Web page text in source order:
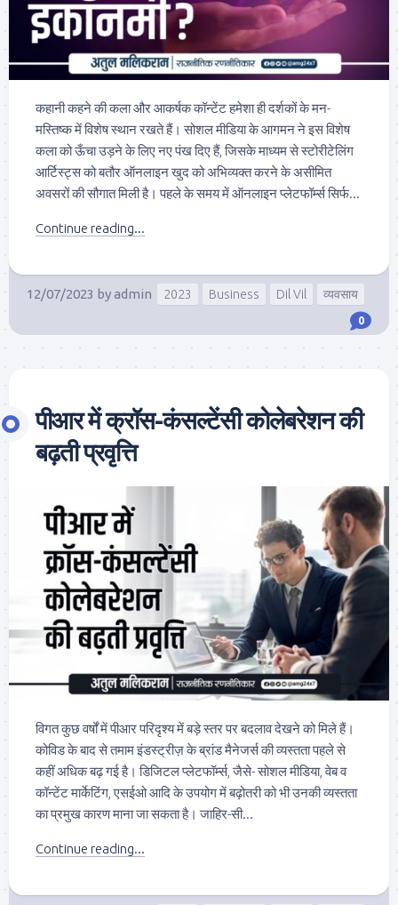
कहानी कहने की कला और आकर्षक कॉन्टेंट हमेशा ही दर्शकों के मन-
मस्तिष्क में विशेष स्थान रखते हैं। सोशल मीडिया के आगमन ने इस विशेष
कला को ऊँचा उड़ने के लिए नए पंख दिए हैं, जिसके माध्यम से स्टोरीटेलिंग
आर्टिस्ट्स को बतौर ऑनलाइन खुद को अभिव्यक्त करने के असीमित
अवसरों की सौगात मिली है। पहले के समय में ऑनलाइन प्लेटफॉर्म्स सिर्फ...
Continue reading...
12/07/2023 byadmin 2023 Business Dil Vil व्यवसाय
0
पीआर में क्रॉस-कंसल्टेंसी कोलेबरेशन की
बढ़ती प्रवृत्ति
विगत कुछ वर्षों में पीआर परिदृश्य में बड़े स्तर पर बदलाव देखने को मिले हैं।
कोविड के बाद से तमाम इंडस्ट्रीज़ के ब्रांड मैनेजर्स की व्यस्तता पहले से
कहीं अधिक बढ़ गई है। डिजिटल प्लेटफॉर्म्स, जैसे- सोशल मीडिया, वेब व
कॉन्टेंट मार्केटिंग, एसईओ आदि के उपयोग में बढ़ोतरी को भी उनकी व्यस्तता
का प्रमुख कारण माना जा सकता है। जाहिर-सी...
Continue reading...